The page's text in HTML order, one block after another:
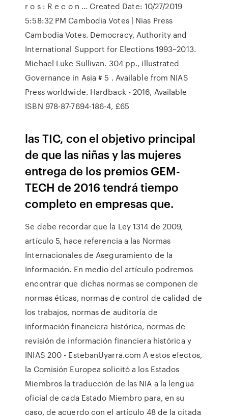
r o s : R e c o n ... Created Date: 10/27/2019
5:58:32 PM Cambodia Votes | Nias Press
Cambodia Votes. Democracy, Authority and
International Support for Elections 1993–2013.
Michael Luke Sullivan. 304 pp., illustrated
Governance in Asia # 5 . Available from NIAS
Press worldwide. Hardback - 2016, Available
ISBN 978-87-7694-186-4, £65
las TIC, con el objetivo principal
de que las niñas y las mujeres
entrega de los premios GEM-
TECH de 2016 tendrá tiempo
completo en empresas que.
Se debe recordar que la Ley 1314 de 2009,
artículo 5, hace referencia a las Normas
Internacionales de Aseguramiento de la
Información. En medio del artículo podremos
encontrar que dichas normas se componen de
normas éticas, normas de control de calidad de
los trabajos, normas de auditoría de
información financiera histórica, normas de
revisión de información financiera histórica y
INIAS 200 - EstebanUyarra.com A estos efectos,
la Comisión Europea solicitó a los Estados
Miembros la traducción de las NIA a la lengua
oficial de cada Estado Miembro para, en su
caso, de acuerdo con el artículo 48 de la citada